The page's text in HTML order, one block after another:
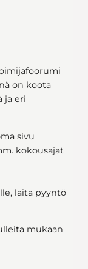
on koota
ja eri
sivu
kokousajat
laita pyyntö
mukaan